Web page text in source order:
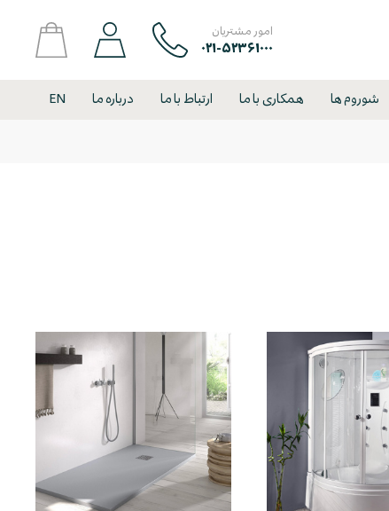
امور مشتریان
۰۲۱-۵۲۳۶۱۰۰۰
شوروم ها همکاری با ما ارتباط با ما درباره ما EN